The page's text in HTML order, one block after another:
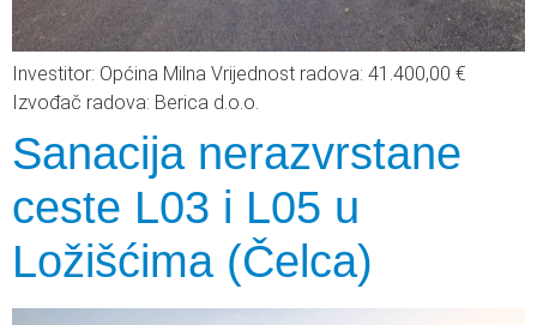
Investitor: Općina Milna Vrijednost radova: 41.400,00 €
Izvođač radova: Berica d.o.o.
Sanacija nerazvrstane
ceste L03 i L05 u
Ložišćima (Čelca)